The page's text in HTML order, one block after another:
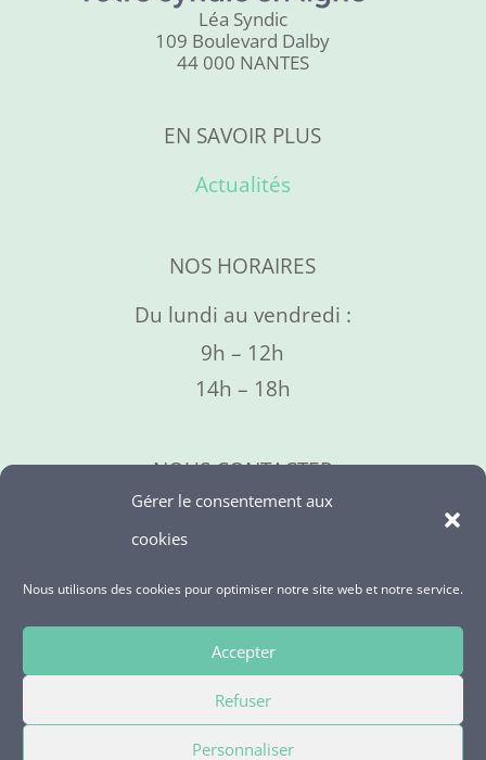
Gérer le consentement aux
cookies
Nous utilisons des cookies pour optimiser notre site web et notre service.
Accepter
Refuser
Personnaliser
Léa Syndic
109 Boulevard Dalby
44 000 NANTES
EN SAVOIR PLUS
Actualités
NOS HORAIRES
Du lundi au vendredi :
9h – 12h
14h – 18h
NOUS CONTACTER
09 73 06 01 95